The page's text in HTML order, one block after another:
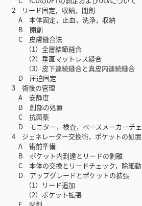
2 リード固定，収納，閉創
A 本体固定，止血，洗浄，収納
B 閉創
C 皮膚縫合法
（1）全層結節縫合
（2）垂直マットレス縫合
（3）皮下連続縫合と真皮内連続縫合
D 圧迫固定
3 術後の管理
A 安静度
B 創部の処置
C 抗菌薬
D モニター，検査，ペースメーカーチェ
4 ジェネレーター交換術，ポケットの処置
A 術前準備
B ポケット内到達とリードの剥離
C 本体の交換とリードチェック，除細動
D アップグレードとポケットの拡張
（1）リード追加
（2）ポケット拡張